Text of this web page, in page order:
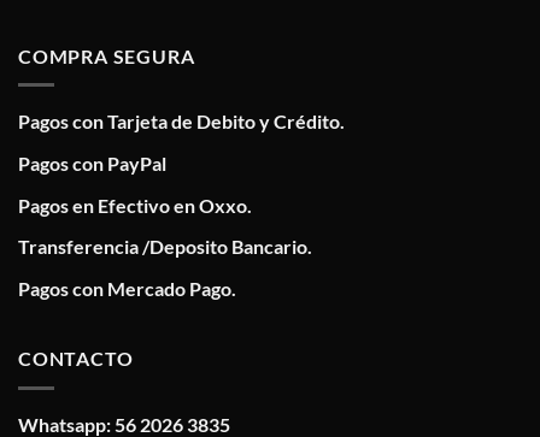
COMPRA SEGURA
Pagos con Tarjeta de Debito y Crédito.
Pagos con PayPal
Pagos en Efectivo en Oxxo.
Transferencia /Deposito Bancario.
Pagos con Mercado Pago.
CONTACTO
Whatsapp: 56 2026 3835